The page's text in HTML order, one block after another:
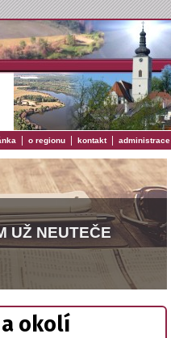
| o regionu | kontakt| administrace
UŽ NEUTEČE
a okolí